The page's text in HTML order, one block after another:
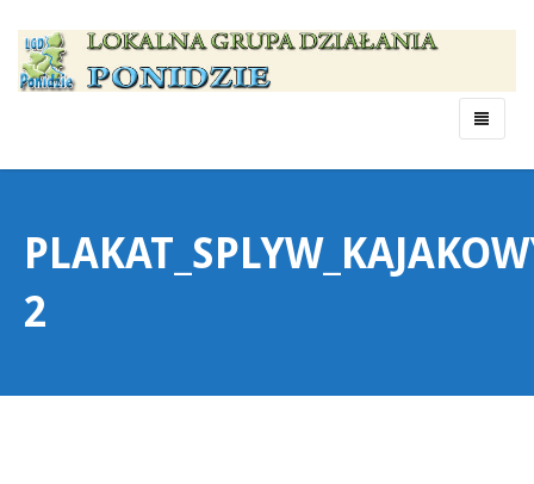
Menu
2